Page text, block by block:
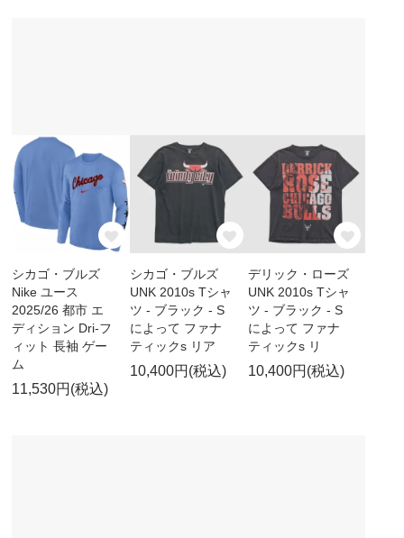
シカゴ・ブルズ
Nike ユース
2025/26 都市 エ
ディション Dri-フ
ィット 長袖 ゲー
ム
11,530円(税込)
シカゴ・ブルズ
UNK 2010s Tシャ
ツ - ブラック - S
によって ファナ
ティックs リア
10,400円(税込)
デリック・ローズ
UNK 2010s Tシャ
ツ - ブラック - S
によって ファナ
ティックs リ
10,400円(税込)